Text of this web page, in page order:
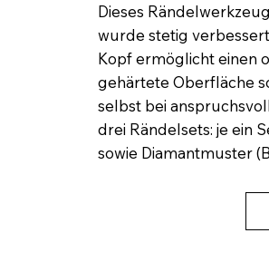
Dieses
wurde stetig
Kopf ermöglicht einen
gehärtete Oberfläche
selbst bei
drei Rändelsets: je ein
sowie Diamantmuster